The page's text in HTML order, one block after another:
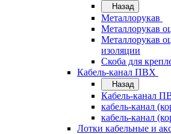
Назад
Металлорукав
Металлорукав
Металлорукав
изоляции
Скоба для
Кабель-канал ПВХ
Назад
Кабель-канал
кабель-канал
кабель-канал
Лотки кабельные и